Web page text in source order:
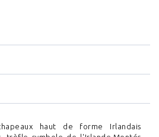
haut de forme Irlandais